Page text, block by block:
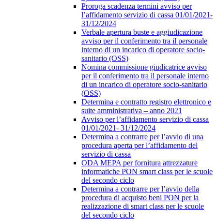
Proroga scadenza termini avviso per
l’affidamento servizio di cassa 01/01/2021-
31/12/2024
Verbale apertura buste e aggiudicazione
avviso per il conferimento tra il personale
interno di un incarico di operatore socio-
sanitario (OSS)
Nomina commissione giudicatrice avviso
per il conferimento tra il personale interno
di un incarico di operatore socio-sanitario
(OSS)
Determina e contratto registro elettronico e
suite amministrativa – anno 2021
Avviso per l’affidamento servizio di cassa
01/01/2021- 31/12/2024
Determina a contrarre per l’avvio di una
procedura aperta per l’affidamento del
servizio di cassa
ODA MEPA per fornitura attrezzature
informatiche PON smart class per le scuole
del secondo ciclo
Determina a contrarre per l’avvio della
procedura di acquisto beni PON per la
realizzazione di smart class per le scuole
del secondo ciclo